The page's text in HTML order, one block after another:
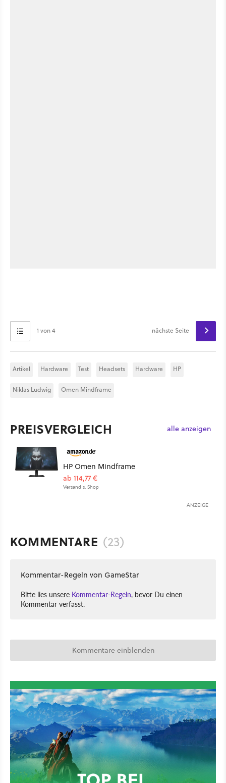
1 von 4 nächste Seite
Artikel Hardware Test Headsets Hardware HP
Niklas Ludwig Omen Mindframe
PREISVERGLEICH alle anzeigen
HP Omen Mindframe
ab 114,77 €
Versand s. Shop
ANZEIGE
KOMMENTARE (23)
Kommentar-Regeln von GameStar
Bitte lies unsere Kommentar-Regeln, bevor Du einen
Kommentar verfasst.
Kommentare einblenden